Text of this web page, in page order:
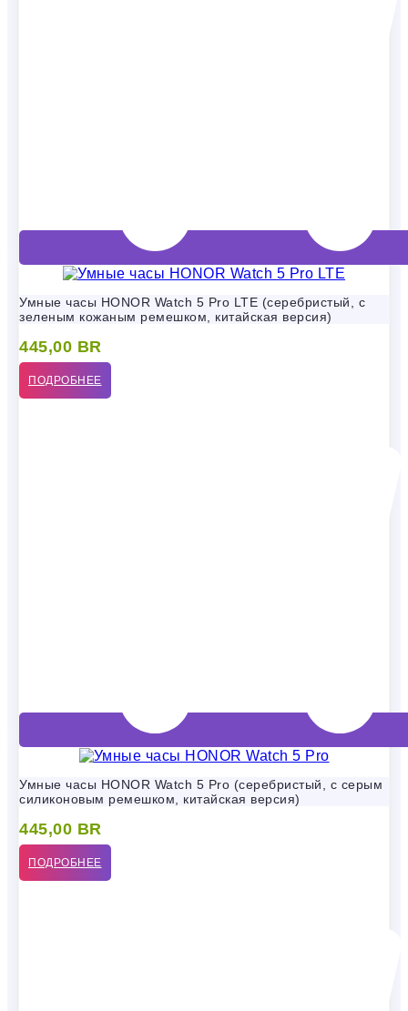
Умные часы HONOR Watch 5 Pro LTE (серебристый, с
зеленым кожаным ремешком, китайская версия)
445,00 BR
ПОДРОБНЕЕ
Умные часы HONOR Watch 5 Pro (серебристый, с серым
силиконовым ремешком, китайская версия)
445,00 BR
ПОДРОБНЕЕ